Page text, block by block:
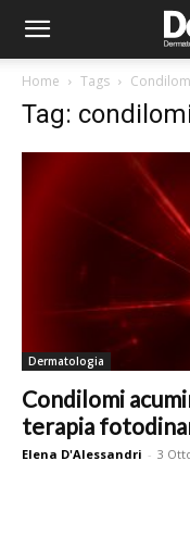
Home Tags
Tag:
Dermatologia
Condilomi
terapia
Elena D'Alessandri - 3